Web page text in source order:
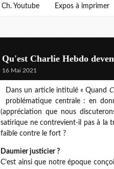
Ch. Youtube Expos à imprimer
Qu'est Charlie Hebdo
16 Mai 2021
Dans un article intitulé « Quand
problématique centrale : en
(appréciation que nous
satirique ne contrevient-il pas à la
faible contre le fort ?
Daumier justicier ?
C’est ainsi que notre époque